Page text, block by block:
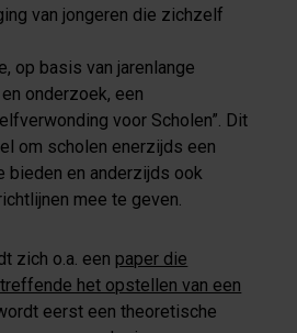
van jongeren die zichzelf
op basis van jarenlange
onderzoek, een
voor Scholen”. Dit
om scholen enerzijds een
bieden en anderzijds ook
mee te geven.
zich o.a. een paper die
het opstellen van een
eerst een theoretische